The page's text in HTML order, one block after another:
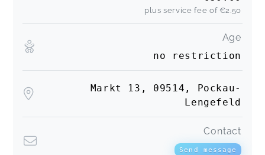
plus service fee of €2.50
Age
no restriction
Markt 13, 09514, Pockau-
Lengefeld
Contact
Send message